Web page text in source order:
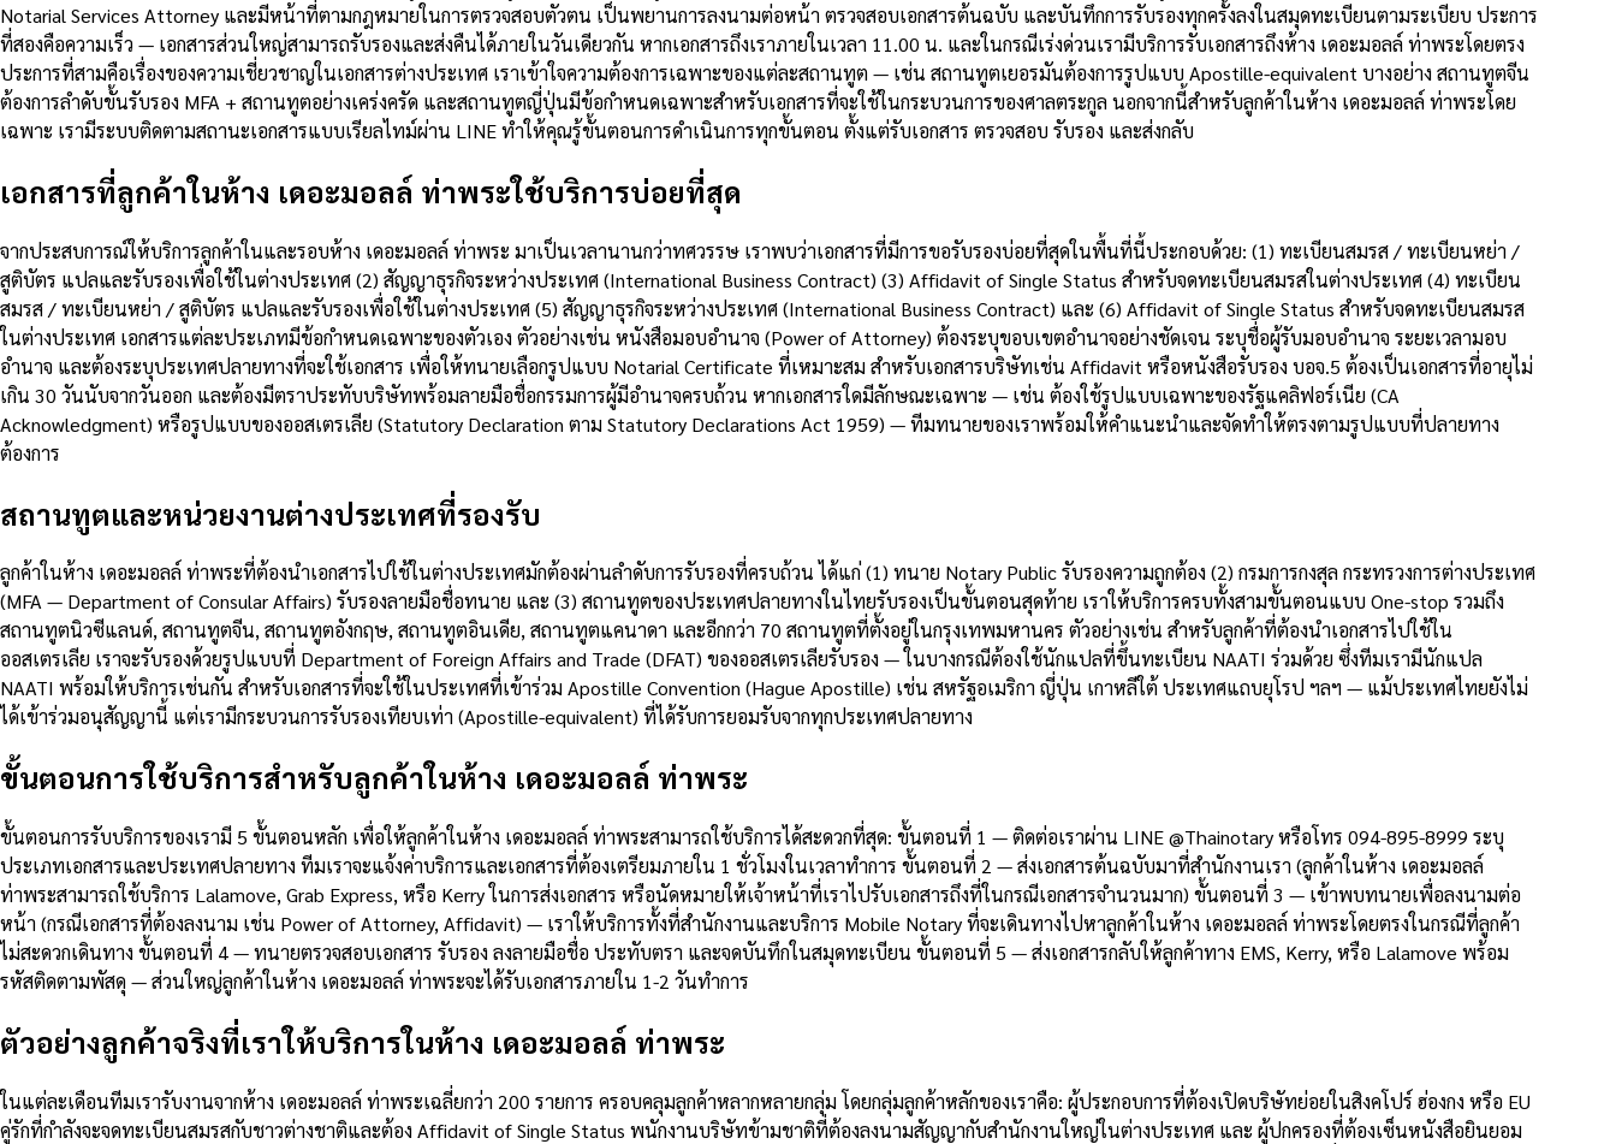
Notarial Services Attorney และมีหน้าที่ตามกฎหมายในการตรวจสอบตัวตน เป็นพยานการลงนามต่อหน้า ตรวจสอบเอกสารต้นฉบับ และบันทึกการรับรองทุกครั้งลงในสมุดทะเบียนตามระเบียบ ประการ
ที่สองคือความเร็ว — เอกสารส่วนใหญ่สามารถรับรองและส่งคืนได้ภายในวันเดียวกัน หากเอกสารถึงเราภายในเวลา 11.00 น. และในกรณีเร่งด่วนเรามีบริการรับเอกสารถึงห้าง เดอะมอลล์ ท่าพระโดยตรง
ประการที่สามคือเรื่องของความเชี่ยวชาญในเอกสารต่างประเทศ เราเข้าใจความต้องการเฉพาะของแต่ละสถานทูต — เช่น สถานทูตเยอรมันต้องการรูปแบบ Apostille-equivalent บางอย่าง สถานทูตจีน
ต้องการลำดับขั้นรับรอง MFA + สถานทูตอย่างเคร่งครัด และสถานทูตญี่ปุ่นมีข้อกำหนดเฉพาะสำหรับเอกสารที่จะใช้ในกระบวนการของศาลตระกูล นอกจากนี้สำหรับลูกค้าในห้าง เดอะมอลล์ ท่าพระโดย
เฉพาะ เรามีระบบติดตามสถานะเอกสารแบบเรียลไทม์ผ่าน LINE ทำให้คุณรู้ขั้นตอนการดำเนินการทุกขั้นตอน ตั้งแต่รับเอกสาร ตรวจสอบ รับรอง และส่งกลับ
เอกสารที่ลูกค้าในห้าง เดอะมอลล์ ท่าพระใช้บริการบ่อยที่สุด
จากประสบการณ์ให้บริการลูกค้าในและรอบห้าง เดอะมอลล์ ท่าพระ มาเป็นเวลานานกว่าทศวรรษ เราพบว่าเอกสารที่มีการขอรับรองบ่อยที่สุดในพื้นที่นี้ประกอบด้วย: (1) ทะเบียนสมรส / ทะเบียนหย่า /
สูติบัตร แปลและรับรองเพื่อใช้ในต่างประเทศ (2) สัญญาธุรกิจระหว่างประเทศ (International Business Contract) (3) Affidavit of Single Status สำหรับจดทะเบียนสมรสในต่างประเทศ (4) ทะเบียน
สมรส / ทะเบียนหย่า / สูติบัตร แปลและรับรองเพื่อใช้ในต่างประเทศ (5) สัญญาธุรกิจระหว่างประเทศ (International Business Contract) และ (6) Affidavit of Single Status สำหรับจดทะเบียนสมรส
ในต่างประเทศ เอกสารแต่ละประเภทมีข้อกำหนดเฉพาะของตัวเอง ตัวอย่างเช่น หนังสือมอบอำนาจ (Power of Attorney) ต้องระบุขอบเขตอำนาจอย่างชัดเจน ระบุชื่อผู้รับมอบอำนาจ ระยะเวลามอบ
อำนาจ และต้องระบุประเทศปลายทางที่จะใช้เอกสาร เพื่อให้ทนายเลือกรูปแบบ Notarial Certificate ที่เหมาะสม สำหรับเอกสารบริษัทเช่น Affidavit หรือหนังสือรับรอง บอจ.5 ต้องเป็นเอกสารที่อายุไม่
เกิน 30 วันนับจากวันออก และต้องมีตราประทับบริษัทพร้อมลายมือชื่อกรรมการผู้มีอำนาจครบถ้วน หากเอกสารใดมีลักษณะเฉพาะ — เช่น ต้องใช้รูปแบบเฉพาะของรัฐแคลิฟอร์เนีย (CA
Acknowledgment) หรือรูปแบบของออสเตรเลีย (Statutory Declaration ตาม Statutory Declarations Act 1959) — ทีมทนายของเราพร้อมให้คำแนะนำและจัดทำให้ตรงตามรูปแบบที่ปลายทาง
ต้องการ
สถานทูตและหน่วยงานต่างประเทศที่รองรับ
ลูกค้าในห้าง เดอะมอลล์ ท่าพระที่ต้องนำเอกสารไปใช้ในต่างประเทศมักต้องผ่านลำดับการรับรองที่ครบถ้วน ได้แก่ (1) ทนาย Notary Public รับรองความถูกต้อง (2) กรมการกงสุล กระทรวงการต่างประเทศ
(MFA — Department of Consular Affairs) รับรองลายมือชื่อทนาย และ (3) สถานทูตของประเทศปลายทางในไทยรับรองเป็นขั้นตอนสุดท้าย เราให้บริการครบทั้งสามขั้นตอนแบบ One-stop รวมถึง
สถานทูตนิวซีแลนด์, สถานทูตจีน, สถานทูตอังกฤษ, สถานทูตอินเดีย, สถานทูตแคนาดา และอีกกว่า 70 สถานทูตที่ตั้งอยู่ในกรุงเทพมหานคร ตัวอย่างเช่น สำหรับลูกค้าที่ต้องนำเอกสารไปใช้ใน
ออสเตรเลีย เราจะรับรองด้วยรูปแบบที่ Department of Foreign Affairs and Trade (DFAT) ของออสเตรเลียรับรอง — ในบางกรณีต้องใช้นักแปลที่ขึ้นทะเบียน NAATI ร่วมด้วย ซึ่งทีมเรามีนักแปล
NAATI พร้อมให้บริการเช่นกัน สำหรับเอกสารที่จะใช้ในประเทศที่เข้าร่วม Apostille Convention (Hague Apostille) เช่น สหรัฐอเมริกา ญี่ปุ่น เกาหลีใต้ ประเทศแถบยุโรป ฯลฯ — แม้ประเทศไทยยังไม่
ได้เข้าร่วมอนุสัญญานี้ แต่เรามีกระบวนการรับรองเทียบเท่า (Apostille-equivalent) ที่ได้รับการยอมรับจากทุกประเทศปลายทาง
ขั้นตอนการใช้บริการสำหรับลูกค้าในห้าง เดอะมอลล์ ท่าพระ
ขั้นตอนการรับบริการของเรามี 5 ขั้นตอนหลัก เพื่อให้ลูกค้าในห้าง เดอะมอลล์ ท่าพระสามารถใช้บริการได้สะดวกที่สุด: ขั้นตอนที่ 1 — ติดต่อเราผ่าน LINE @Thainotary หรือโทร 094-895-8999 ระบุ
ประเภทเอกสารและประเทศปลายทาง ทีมเราจะแจ้งค่าบริการและเอกสารที่ต้องเตรียมภายใน 1 ชั่วโมงในเวลาทำการ ขั้นตอนที่ 2 — ส่งเอกสารต้นฉบับมาที่สำนักงานเรา (ลูกค้าในห้าง เดอะมอลล์
ท่าพระสามารถใช้บริการ Lalamove, Grab Express, หรือ Kerry ในการส่งเอกสาร หรือนัดหมายให้เจ้าหน้าที่เราไปรับเอกสารถึงที่ในกรณีเอกสารจำนวนมาก) ขั้นตอนที่ 3 — เข้าพบทนายเพื่อลงนามต่อ
หน้า (กรณีเอกสารที่ต้องลงนาม เช่น Power of Attorney, Affidavit) — เราให้บริการทั้งที่สำนักงานและบริการ Mobile Notary ที่จะเดินทางไปหาลูกค้าในห้าง เดอะมอลล์ ท่าพระโดยตรงในกรณีที่ลูกค้า
ไม่สะดวกเดินทาง ขั้นตอนที่ 4 — ทนายตรวจสอบเอกสาร รับรอง ลงลายมือชื่อ ประทับตรา และจดบันทึกในสมุดทะเบียน ขั้นตอนที่ 5 — ส่งเอกสารกลับให้ลูกค้าทาง EMS, Kerry, หรือ Lalamove พร้อม
รหัสติดตามพัสดุ — ส่วนใหญ่ลูกค้าในห้าง เดอะมอลล์ ท่าพระจะได้รับเอกสารภายใน 1-2 วันทำการ
ตัวอย่างลูกค้าจริงที่เราให้บริการในห้าง เดอะมอลล์ ท่าพระ
ในแต่ละเดือนทีมเรารับงานจากห้าง เดอะมอลล์ ท่าพระเฉลี่ยกว่า 200 รายการ ครอบคลุมลูกค้าหลากหลายกลุ่ม โดยกลุ่มลูกค้าหลักของเราคือ: ผู้ประกอบการที่ต้องเปิดบริษัทย่อยในสิงคโปร์ ฮ่องกง หรือ EU
คู่รักที่กำลังจะจดทะเบียนสมรสกับชาวต่างชาติและต้อง Affidavit of Single Status พนักงานบริษัทข้ามชาติที่ต้องลงนามสัญญากับสำนักงานใหญ่ในต่างประเทศ และ ผู้ปกครองที่ต้องเซ็นหนังสือยินยอม